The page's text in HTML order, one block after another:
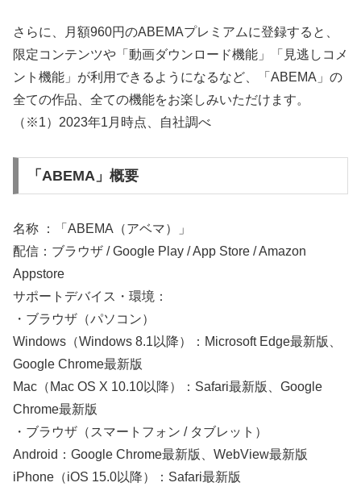
さらに、月額960円のABEMAプレミアムに登録すると、
限定コンテンツや「動画ダウンロード機能」「見逃しコメ
ント機能」が利用できるようになるなど、「ABEMA」の
全ての作品、全ての機能をお楽しみいただけます。
（※1）2023年1月時点、自社調べ
「ABEMA」概要
名称 ：「ABEMA（アベマ）」
配信：ブラウザ / Google Play / App Store / Amazon
Appstore
サポートデバイス・環境：
・ブラウザ（パソコン）
Windows（Windows 8.1以降）：Microsoft Edge最新版、
Google Chrome最新版
Mac（Mac OS X 10.10以降）：Safari最新版、Google
Chrome最新版
・ブラウザ（スマートフォン / タブレット）
Android：Google Chrome最新版、WebView最新版
iPhone（iOS 15.0以降）：Safari最新版